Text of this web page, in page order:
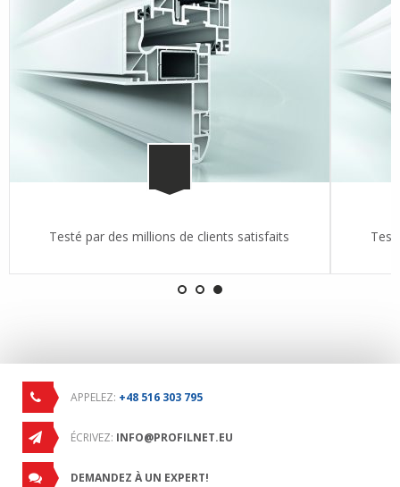
Testé par des millions de clients satisfaits
APPELEZ: +48 516 303 795
ÉCRIVEZ: INFO@PROFILNET.EU
DEMANDEZ À UN EXPERT!